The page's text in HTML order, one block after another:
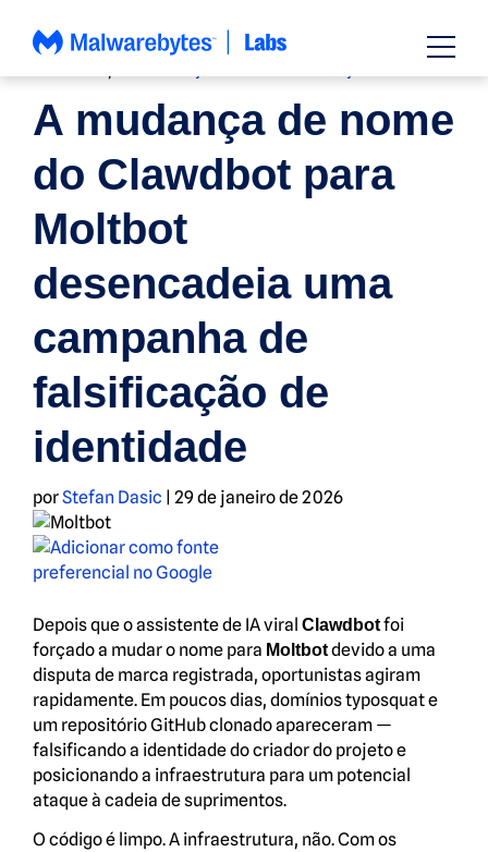
para
A mudança de nome
do Clawdbot para
Moltbot
desencadeia uma
campanha de
falsificação de
identidade
porStefan Dasic | 29 de janeiro de 2026
Depois que o assistente de IA viral Clawdbotfoi
forçado a mudar o nome para Moltbotdevido a uma
disputa de marca registrada, oportunistas agiram
rapidamente. Em poucos dias, domínios typosquat e
um repositório GitHub clonado apareceram —
falsificando a identidade do criador do projeto e
posicionando a infraestrutura para um potencial
ataque à cadeia de suprimentos.
O código é limpo. A infraestrutura, não. Com os